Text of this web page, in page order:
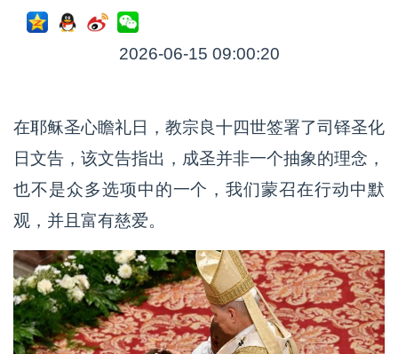
2026-06-15 09:00:20
在耶稣圣心瞻礼日，教宗良十四世签署了司铎圣化
日文告，该文告指出，成圣并非一个抽象的理念，
也不是众多选项中的一个，我们蒙召在行动中默
观，并且富有慈爱。